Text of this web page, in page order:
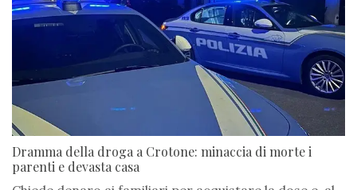
Dramma della droga a Crotone: minaccia di morte i
parenti e devasta casa